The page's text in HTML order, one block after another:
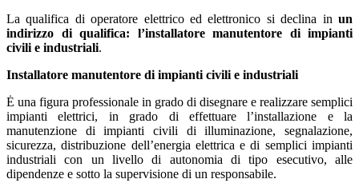
La qualifica di operatore elettrico ed elettronico si declina in un
indirizzo di qualifica: l’installatore manutentore di impianti
civili e industriali.
Installatore manutentore di impianti civili e industriali
Ė una figura professionale in grado di disegnare e realizzare semplici
impianti elettrici, in grado di effettuare l’installazione e la
manutenzione di impianti civili di illuminazione, segnalazione,
sicurezza, distribuzione dell’energia elettrica e di semplici impianti
industriali con un livello di autonomia di tipo esecutivo, alle
dipendenze e sotto la supervisione di un responsabile.